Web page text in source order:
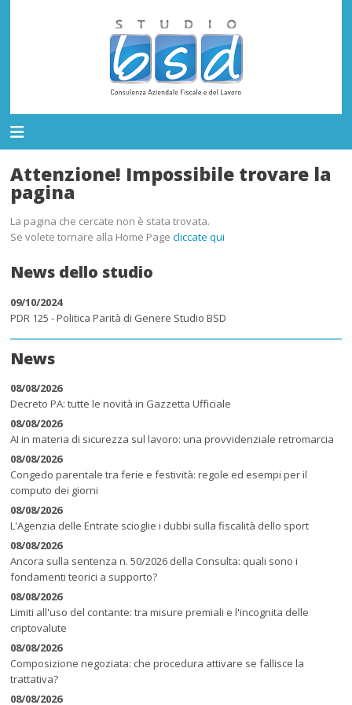
Attenzione! Impossibile trovare la
pagina
La pagina che cercate non è stata trovata.
Se volete tornare alla Home Pagecliccate qui
News dello studio
09/10/2024
PDR 125 - Politica Parità di Genere Studio BSD
News
08/08/2026
Decreto PA: tutte le novità in Gazzetta Ufficiale
08/08/2026
AI in materia di sicurezza sul lavoro: una provvidenziale retromarcia
08/08/2026
Congedo parentale tra ferie e festività: regole ed esempi per il
computo dei giorni
08/08/2026
L'Agenzia delle Entrate scioglie i dubbi sulla fiscalità dello sport
08/08/2026
Ancora sulla sentenza n. 50/2026 della Consulta: quali sono i
fondamenti teorici a supporto?
08/08/2026
Limiti all'uso del contante: tra misure premiali e l'incognita delle
criptovalute
08/08/2026
Composizione negoziata: che procedura attivare se fallisce la
trattativa?
08/08/2026